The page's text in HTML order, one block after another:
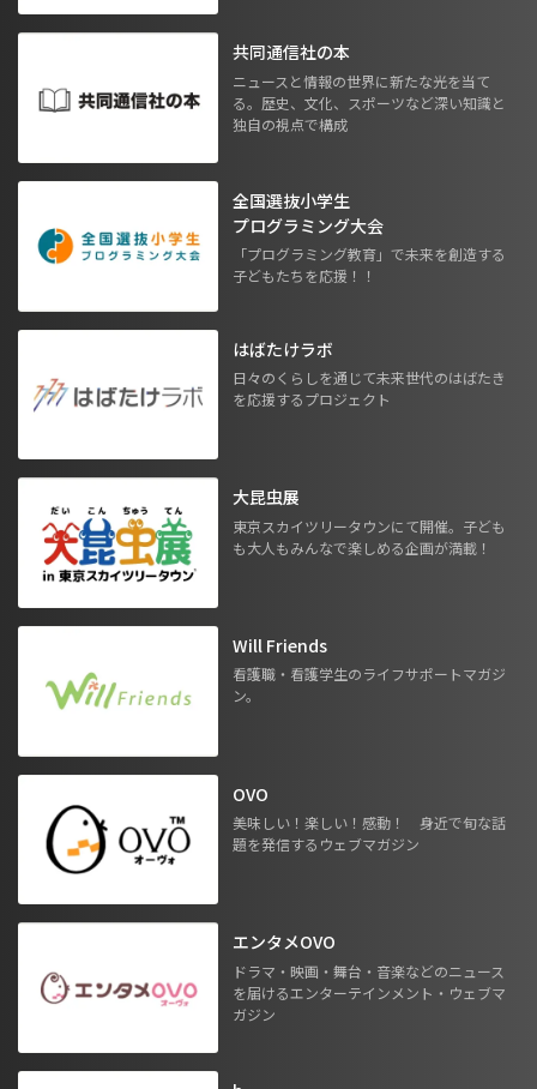
共同通信社の本
ニュースと情報の世界に新たな光を当て
る。歴史、文化、スポーツなど深い知識と
独自の視点で構成
全国選抜小学生
プログラミング大会
「プログラミング教育」で未来を創造する
子どもたちを応援！！
はばたけラボ
日々のくらしを通じて未来世代のはばたき
を応援するプロジェクト
大昆虫展
東京スカイツリータウンにて開催。子ども
も大人もみんなで楽しめる企画が満載！
Will Friends
看護職・看護学生のライフサポートマガジ
ン。
OVO
美味しい！楽しい！感動！ 身近で旬な話
題を発信するウェブマガジン
エンタメOVO
ドラマ・映画・舞台・音楽などのニュース
を届けるエンターテインメント・ウェブマ
ガジン